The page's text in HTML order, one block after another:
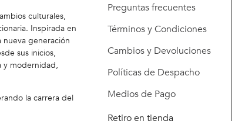
culturales,
Inspirada en
nueva generación
sus inicios,
y modernidad,
la carrera del
Preguntas frecuentes
Términos y Condiciones
Cambios y Devoluciones
Políticas de Despacho
Medios de Pago
Retiro en tienda